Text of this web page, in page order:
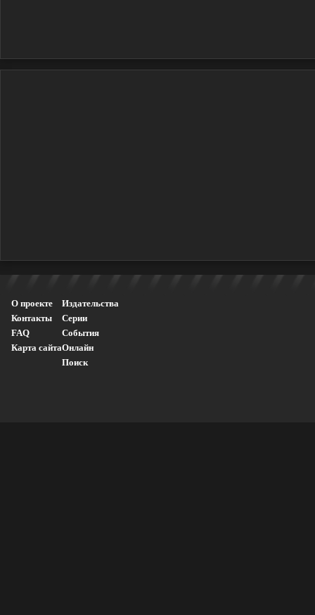
О проекте
Контакты
FAQ
Карта сайта
Издательства
Серии
События
Онлайн
Поиск